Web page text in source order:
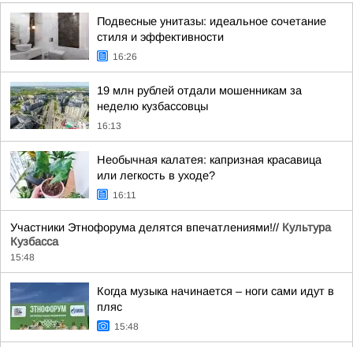
Подвесные унитазы: идеальное сочетание
стиля и эффективности
16:26
19 млн рублей отдали мошенникам за
неделю кузбассовцы
16:13
Необычная калатея: капризная красавица
или легкость в уходе?
16:11
Участники Этнофорума делятся впечатлениями!// Культура
Кузбасса
15:48
Когда музыка начинается – ноги сами идут в
пляс
15:48